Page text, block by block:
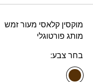
מוקסין קלאסי מעור זמש
מותג פורטוגלי
בחר צבע